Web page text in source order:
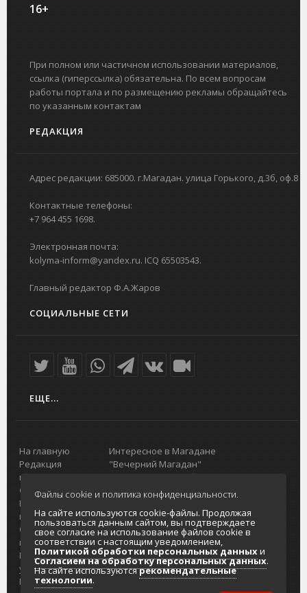
16+
При полном или частичном использовании материалов,
ссылка (гиперссылка) обязательна. По всем вопросам
работы портала и по размещению рекламы обращайтесь
по указанным контактам
РЕДАКЦИЯ
Адрес редакции: 685000. г.Магадан. улица Горького, д.3б, оф.8
Контактные телефоны:
+7 964 455 1698.
Электронная почта:
kolyma-inform@yandex.ru. ICQ 65503543.
Главный редактор Ф.А.Жаров
СОЦИАЛЬНЫЕ СЕТИ
ЕЩЕ...
На главную
Редакция
портала
О проекте
Реклама на
портале
Отзывы и
предложения
Интернет-
услуги
Разработка
Интересное в Магадане
"Вечерний Магадан"
Городская доска объявлений
Реклама
Главный туристический портал
Колымы
Политика в отношении обработки
персональных данных
Согласие на обработку персональных
данных
Файлы cookie и политика конфиденциальности.
На сайте используются cookie-файлы. Продолжая
пользоваться данным сайтом, вы подтверждаете
свое согласие на использование файлов cookie в
соответствии с настоящим уведомлением,
Политикой обработки персональных данныхи
Согласием на обработку персональных данных.
На сайте используютсярекомендательные
технологии.